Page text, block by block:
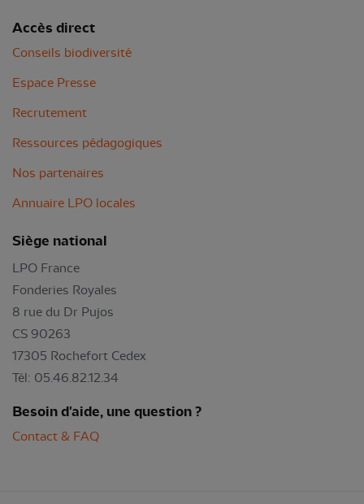
Accès direct
Conseils biodiversité
Espace Presse
Recrutement
Ressources pédagogiques
Nos partenaires
Annuaire LPO locales
Siège national
LPO France
Fonderies Royales
8 rue du Dr Pujos
CS 90263
17305 Rochefort Cedex
Tél: 05.46.82.12.34
Besoin d'aide, une question ?
Contact & FAQ